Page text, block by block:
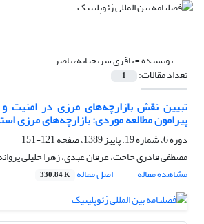
نویسنده =باقری سرنجیانه، ناصر
تعداد مقالات: 1
تبیین نقش بازارچه‌های مرزی در امنیت و
پیرامون مطالعه موردی: بازارچه‌های مرزی
دوره 6، شماره 19، پاییز 1389، صفحه
121-151
مصطفی قادری حاجت، عرفان عبدی، زهرا جلیلی
مشاهده مقاله
اصل مقاله 330.84 K